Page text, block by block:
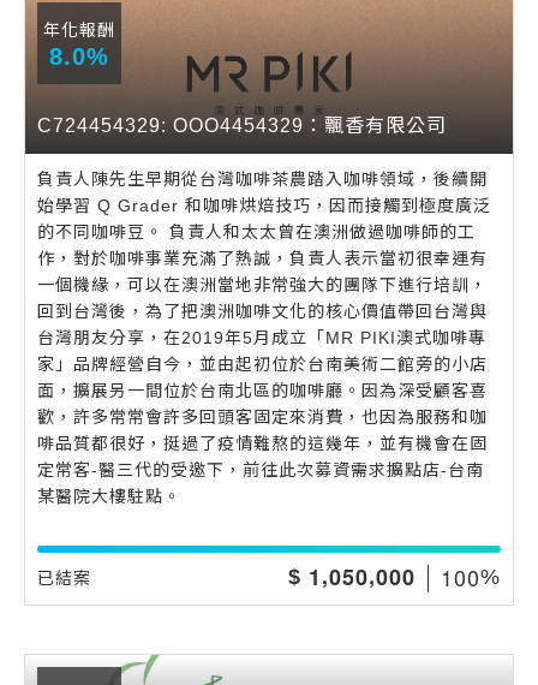
C724454329: OOO4454329：飄香有限公司
年化報酬
8.0%
負責人陳先生早期從台灣咖啡茶農踏入咖啡領域，後續開
始學習 Q Grader 和咖啡烘焙技巧，因而接觸到極度廣泛
的不同咖啡豆。 負責人和太太曾在澳洲做過咖啡師的工
作，對於咖啡事業充滿了熱誠，負責人表示當初很幸運有
一個機緣，可以在澳洲當地非常強大的團隊下進行培訓，
回到台灣後，為了把澳洲咖啡文化的核心價值帶回台灣與
台灣朋友分享，在2019年5月成立「MR PIKI澳式咖啡專
家」品牌經營自今，並由起初位於台南美術二館旁的小店
面，擴展另一間位於台南北區的咖啡廳。因為深受顧客喜
歡，許多常常會許多回頭客固定來消費，也因為服務和咖
啡品質都很好，挺過了疫情難熬的這幾年，並有機會在固
定常客-醫三代的受邀下，前往此次募資需求擴點店-台南
某醫院大樓駐點。
已結案 $ 1,050,000 100%